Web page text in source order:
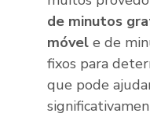
de minutos
móvel e de
fixos para
que pode